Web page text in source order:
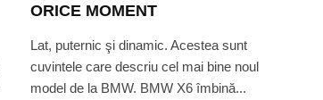
ORICE MOMENT
Lat, puternic şi dinamic. Acestea sunt
cuvintele care descriu cel mai bine noul
model de la BMW. BMW X6 îmbină...